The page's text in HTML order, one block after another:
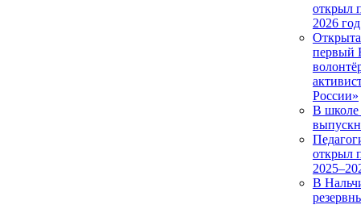
открыл
2026 год
первый
России»
В школе
открыл
В